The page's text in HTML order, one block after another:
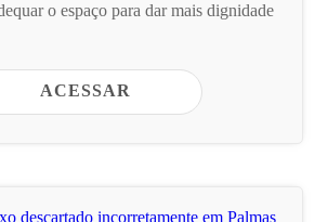
o espaço para dar mais dignidade
ACESSAR